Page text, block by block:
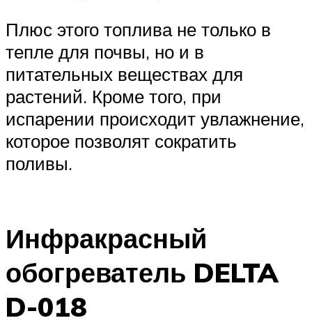
Плюс этого топлива не только в
тепле для почвы, но и в
питательных веществах для
растений. Кроме того, при
испарении происходит увлажнение,
которое позволят сократить
поливы.
Инфракрасный
обогреватель DELTA
D-018